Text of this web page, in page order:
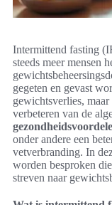
Intermittend fasting
steeds meer mensen
gegeten en gevast
gewichtsverlies,
verbeteren van de
onder andere een
vetverbranding. In
worden besproken
streven naar